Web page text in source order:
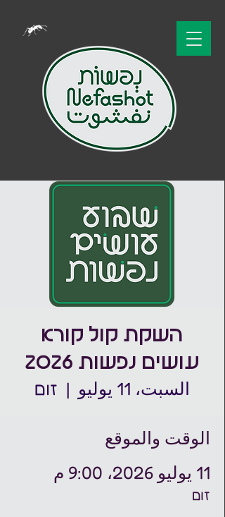
השקת קול קורא
עושים נפשות 2026
السبت، 11 يوليو
  |
זום
الوقت والموقع
11 يوليو 2026، 9:00 م
זום